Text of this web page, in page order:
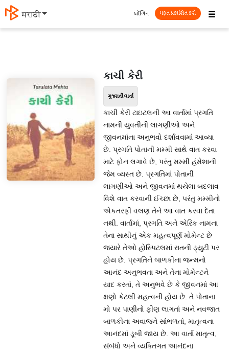
मराठी ☰
લૉગિન મફત પ્રકાશિત કરો
કાચી કેરી
ગુજરાતી વાર્તા
કાચી કેરી ટાઇટલની આ વાર્તામાં પ્રગતિ
નામની યુવતીની લાગણીઓ અને
જીવનમાંના અનુભવો દર્શાવવામાં આવ્યા
છે. પ્રગતિ પોતાની મમ્મી સાથે વાત કરવા
માટે ફોન લગાવે છે, પરંતુ મમ્મી હંમેશાની
જેમ વ્યસ્ત છે. પ્રગતિમાં પોતાની
લાગણીઓ અને જીવનમાં થયેલા બદલાવ
વિશે વાત કરવાની ઈચ્છા છે, પરંતુ મમ્મીનો
એકતરફી વલણ તેને આ વાત કરવા દેતા
નથી. વાર્તામાં, પ્રગતિ અને એરિક નામના
તેના સાથીનું એક મહત્વપૂર્ણ મોમેન્ટ છે
જ્યારે તેઓ હોસ્પિટલમાં રાતની ડ્યુટી પર
હોય છે. પ્રગતિને બાળકીના જન્મનો
આનંદ અનુભવતા અને તેના મોમેન્ટને
યાદ કરતાં, તે અનુભવે છે કે જીવનમાં આ
ક્ષણો કેટલી મહત્વની હોય છે. તે પોતાના
મો પર પાણીનો ફીણ લાગતાં અને નવજાત
બાળકીના અવાજને સાંભળતાં, માતૃત્વના
આનંદમાં ડૂબી જાય છે. આ વાર્તા માતૃત્વ,
સંબંધો અને વ્યક્તિગત આનંદના